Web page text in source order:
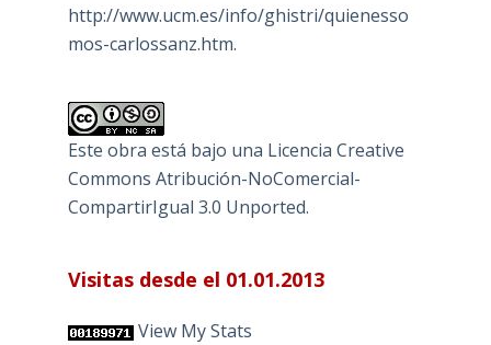
http://www.ucm.es/info/ghistri/quienesso
mos-carlossanz.htm.
Este obra está bajo una Licencia Creative
Commons Atribución-NoComercial-
CompartirIgual 3.0 Unported.
Visitas desde el 01.01.2013
View My Stats